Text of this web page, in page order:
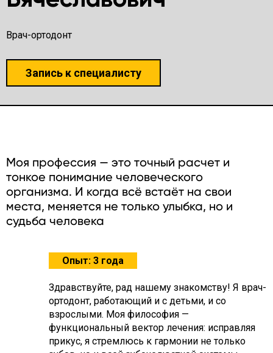
Врач-ортодонт
Запись к специалисту
Моя профессия — это точный расчет и
тонкое понимание человеческого
организма. И когда всё встаёт на свои
места, меняется не только улыбка, но и
судьба человека
Здравствуйте, рад нашему знакомству! Я врач-
ортодонт, работающий и с детьми, и со
взрослыми. Моя философия —
функциональный вектор лечения: исправляя
прикус, я стремлюсь к гармонии не только
Опыт: 3 года